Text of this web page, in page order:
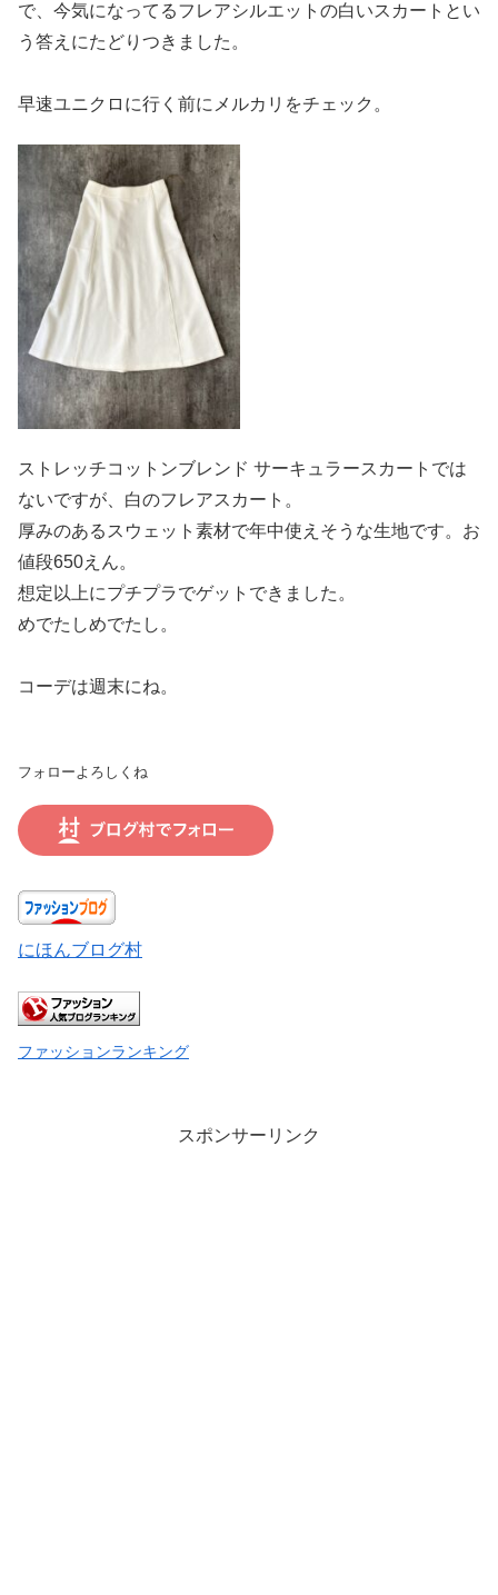
で、今気になってるフレアシルエットの白いスカートとい
う答えにたどりつきました。
早速ユニクロに行く前にメルカリをチェック。
ストレッチコットンブレンド サーキュラースカートでは
ないですが、白のフレアスカート。
厚みのあるスウェット素材で年中使えそうな生地です。お
値段650えん。
想定以上にプチプラでゲットできました。
めでたしめでたし。
コーデは週末にね。
フォローよろしくね
にほんブログ村
ファッションランキング
スポンサーリンク